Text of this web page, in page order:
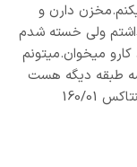
دارن و
ولی خسته شدم
میخوان.میتونم
طبقه دیگه هست
01